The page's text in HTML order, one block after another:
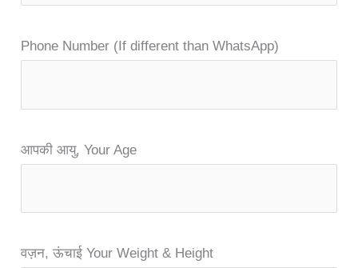
Phone Number (If different than WhatsApp)
आपकी आयु, Your Age
वज़न, ऊंचाई Your Weight & Height